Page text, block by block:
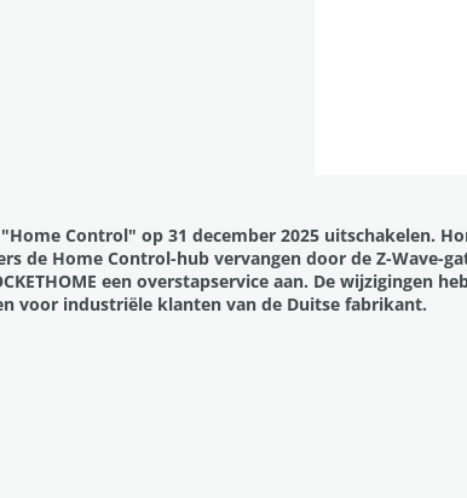
Control" op 31 december 2025 uitschakelen.
de Home Control-hub vervangen door de Z-Wave-
een overstapservice aan. De wijzigingen
voor industriële klanten van de Duitse fabrikant.